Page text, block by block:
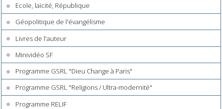
Ecole, laïcité, République
Géopolitique de l'évangélisme
Livres de l'auteur
Minividéo SF
Programme GSRL "Dieu Change à Paris"
Programme GSRL "Religions / Ultra-modernité"
Programme RELIF